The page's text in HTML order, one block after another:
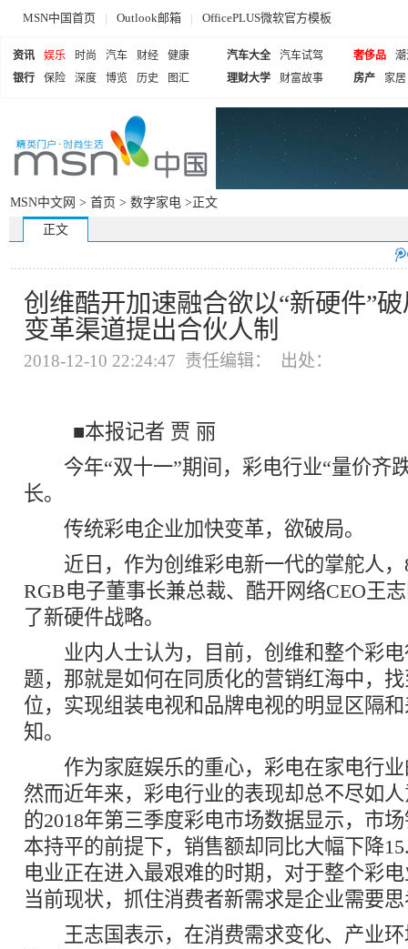
MSN中国首页 | Outlook邮箱 | OfficePLUS微软官方模板
资讯 娱乐 时尚 汽车 财经
健康
银行
保险 深度 博览 历史 图汇
汽车大全
汽车试驾
理财大学
财富故事
奢侈品
房产
家居
MSN中文网 > 首页 > 数字家电 >正文
正文
创维酷开加速融合欲以“新硬件”
变革渠道提出合伙人制
2018-12-10 22:24:47 责任编辑： 出处：
■本报记者 贾 丽
今年“双十一”期间，彩电行业“量价齐
长。
传统彩电企业加快变革，欲破局。
近日，作为创维彩电新一代的掌舵人，
RGB电子董事长兼总裁、酷开网络CEO王
了新硬件战略。
业内人士认为，目前，创维和整个彩电
题，那就是如何在同质化的营销红海中，
位，实现组装电视和品牌电视的明显区隔
知。
作为家庭娱乐的重心，彩电在家电行业
然而近年来，彩电行业的表现却总不尽如
的2018年第三季度彩电市场数据显示，市
本持平的前提下，销售额却同比大幅下降
电业正在进入最艰难的时期，对于整个彩
当前现状，抓住消费者新需求是企业需要
王志国表示，在消费需求变化、产业环